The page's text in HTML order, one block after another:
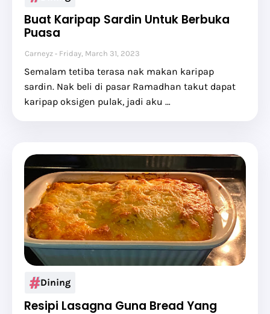
Buat Karipap Sardin Untuk Berbuka
Puasa
Carneyz Friday, March 31, 2023
Semalam tetiba terasa nak makan karipap
sardin. Nak beli di pasar Ramadhan takut dapat
karipap oksigen pulak, jadi aku …
Dining
Resipi Lasagna Guna Bread Yang